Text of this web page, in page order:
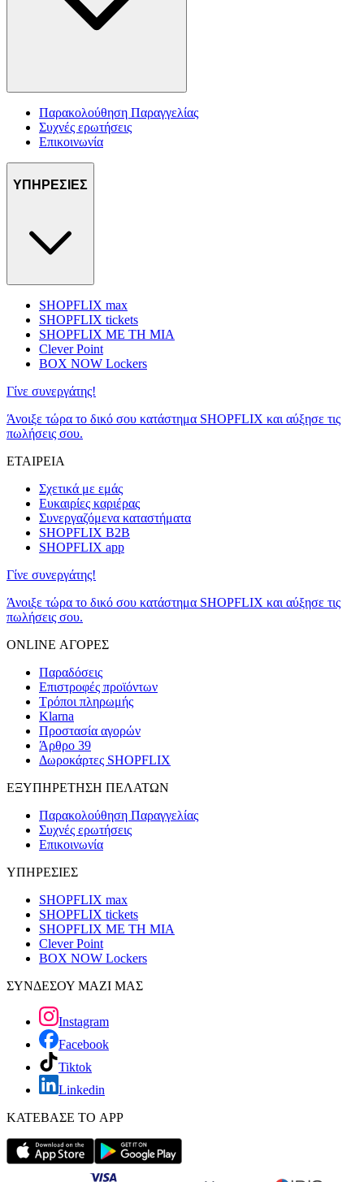
Παρακολούθηση Παραγγελίας
Συχνές ερωτήσεις
Επικοινωνία
ΥΠΗΡΕΣΙΕΣ
SHOPFLIX max
SHOPFLIX tickets
SHOPFLIX ΜΕ ΤΗ ΜΙΑ
Clever Point
BOX NOW Lockers
Γίνε συνεργάτης!
Άνοιξε τώρα το δικό σου κατάστημα SHOPFLIX και αύξησε τις
πωλήσεις σου.
ΕΤΑΙΡΕΙΑ
Σχετικά με εμάς
Ευκαιρίες καριέρας
Συνεργαζόμενα καταστήματα
SHOPFLIX B2B
SHOPFLIX app
Γίνε συνεργάτης!
Άνοιξε τώρα το δικό σου κατάστημα SHOPFLIX και αύξησε τις
πωλήσεις σου.
ONLINE ΑΓΟΡΕΣ
Παραδόσεις
Επιστροφές προϊόντων
Τρόποι πληρωμής
Klarna
Προστασία αγορών
Άρθρο 39
Δωροκάρτες SHOPFLIX
ΕΞΥΠΗΡΕΤΗΣΗ ΠΕΛΑΤΩΝ
Παρακολούθηση Παραγγελίας
Συχνές ερωτήσεις
Επικοινωνία
ΥΠΗΡΕΣΙΕΣ
SHOPFLIX max
SHOPFLIX tickets
SHOPFLIX ΜΕ ΤΗ ΜΙΑ
Clever Point
BOX NOW Lockers
ΣΥΝΔΕΣΟΥ ΜΑΖΙ ΜΑΣ
Instagram
Facebook
Tiktok
Linkedin
ΚΑΤΕΒΑΣΕ ΤΟ APP